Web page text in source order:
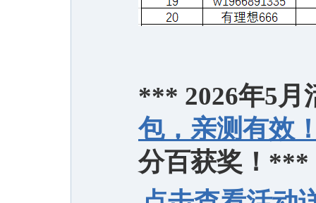
*** 2026年5月
包，亲测有效
分百获奖！***